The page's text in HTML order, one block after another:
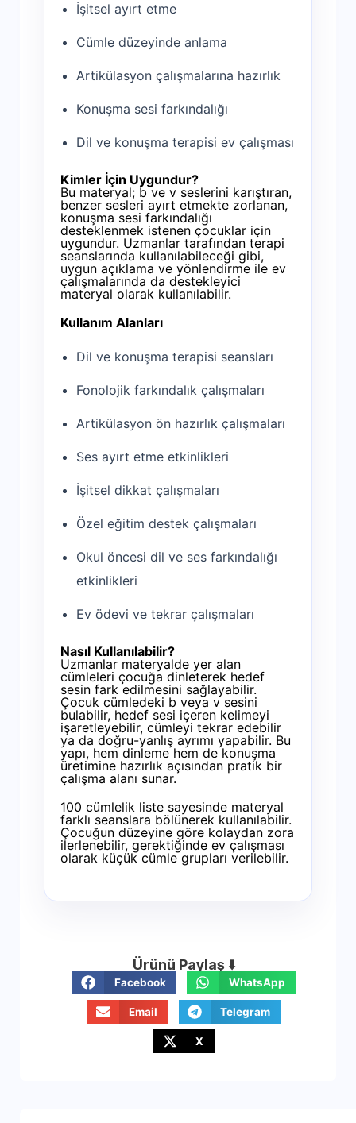
İşitsel ayırt etme
Cümle düzeyinde anlama
Artikülasyon çalışmalarına hazırlık
Konuşma sesi farkındalığı
Dil ve konuşma terapisi ev çalışması
Kimler İçin Uygundur?
Bu materyal; b ve v seslerini karıştıran,
benzer sesleri ayırt etmekte zorlanan,
konuşma sesi farkındalığı
desteklenmek istenen çocuklar için
uygundur. Uzmanlar tarafından terapi
seanslarında kullanılabileceği gibi,
uygun açıklama ve yönlendirme ile ev
çalışmalarında da destekleyici
materyal olarak kullanılabilir.
Kullanım Alanları
Dil ve konuşma terapisi seansları
Fonolojik farkındalık çalışmaları
Artikülasyon ön hazırlık çalışmaları
Ses ayırt etme etkinlikleri
İşitsel dikkat çalışmaları
Özel eğitim destek çalışmaları
Okul öncesi dil ve ses farkındalığı
etkinlikleri
Ev ödevi ve tekrar çalışmaları
Nasıl Kullanılabilir?
Uzmanlar materyalde yer alan
cümleleri çocuğa dinleterek hedef
sesin fark edilmesini sağlayabilir.
Çocuk cümledeki b veya v sesini
bulabilir, hedef sesi içeren kelimeyi
işaretleyebilir, cümleyi tekrar edebilir
ya da doğru-yanlış ayrımı yapabilir. Bu
yapı, hem dinleme hem de konuşma
üretimine hazırlık açısından pratik bir
çalışma alanı sunar.
100 cümlelik liste sayesinde materyal
farklı seanslara bölünerek kullanılabilir.
Çocuğun düzeyine göre kolaydan zora
ilerlenebilir, gerektiğinde ev çalışması
olarak küçük cümle grupları verilebilir.
Ürünü Paylaş ⬇️
Facebook WhatsApp
Email Telegram
X